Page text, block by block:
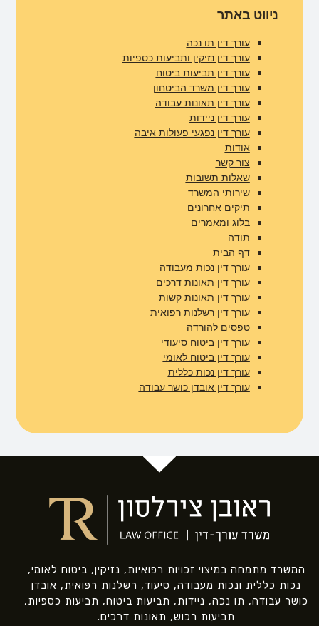
ניווט באתר
עורך דין תו נכה
עורך דין נזיקין ותביעות כספיות
עורך דין תביעות ביטוח
עורך דין משרד הביטחון
עורך דין תאונות עבודה
עורך דין ניידות
עורך דין נפגעי פעולות איבה
אודות
צור קשר
שאלות תשובות
שירותי המשרד
תיקים אחרונים
בלוג ומאמרים​
תודה
דף הבית
עורך דין נכות מעבודה
עורך דין תאונות דרכים
עורך דין תאונות קשות
עורך דין רשלנות רפואית
טפסים להורדה
עורך דין ביטוח סיעודי
עורך דין ביטוח לאומי
עורך דין נכות כללית
עורך דין אובדן כושר עבודה
המשרד מתמחה במיצוי זכויות רפואיות, נזיקין, ביטוח לאומי,
נכות כללית ונכות מעבודה, סיעוד, רשלנות רפואית, אובדן
כושר עבודה, תו נכה, ניידות, תביעות ביטוח, תביעות כספיות,
תביעות רכוש, תאונות דרכים.